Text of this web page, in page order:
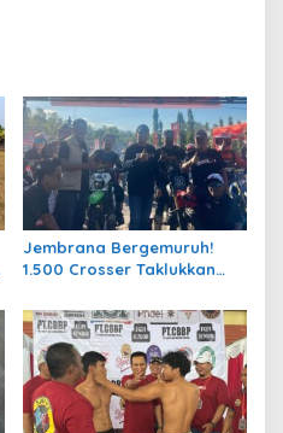
Jembrana Bergemuruh!
1.500 Crosser Taklukkan
Kota Negara ke-131